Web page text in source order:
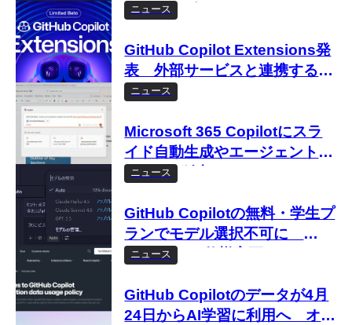
生成をサポート
ニュース
GitHub Copilot Extensions発
表 外部サービスと連携する拡
張機能
ニュース
Microsoft 365 Copilotにスラ
イド自動生成やエージェント機
能などが追加 Copilot Wave
ニュース
GitHub Copilotの無料・学生プ
ランでモデル選択不可に
Autoのみに仕様変更
ニュース
GitHub Copilotのデータが4月
24日からAI学習に利用へ オプ